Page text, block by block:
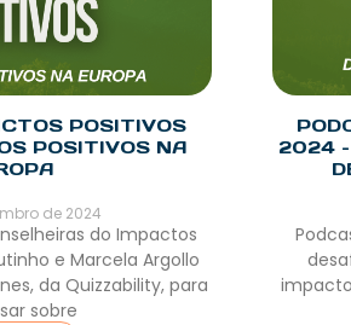
POSITIVOS
POSITIVOS NA
de 2024
do Impactos
e Marcela Argollo
da Quizzability, para
sobre
2024